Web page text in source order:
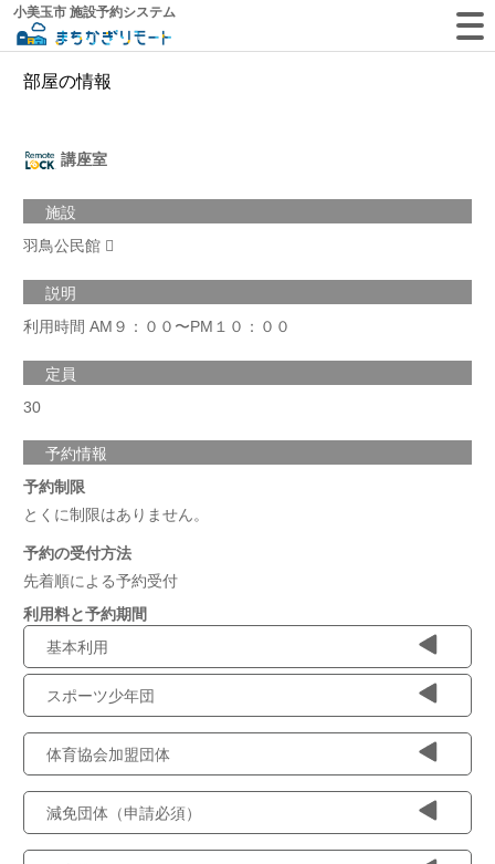
小美玉市 施設予約システム
部屋の情報
講座室
施設
羽鳥公民館
説明
利用時間 AM９：００〜PM１０：００
定員
30
予約情報
予約制限
とくに制限はありません。
予約の受付方法
先着順による予約受付
利用料と予約期間
基本利用
スポーツ少年団
体育協会加盟団体
減免団体（申請必須）